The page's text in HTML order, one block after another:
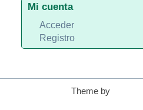
Mi cuenta
Acceder
Registro
Theme by